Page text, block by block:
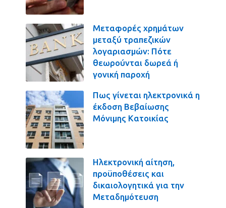
Μεταφορές χρημάτων
μεταξύ τραπεζικών
λογαριασμών: Πότε
θεωρούνται δωρεά ή
γονική παροχή
Πως γίνεται ηλεκτρονικά η
έκδοση Βεβαίωσης
Μόνιμης Κατοικίας
Ηλεκτρονική αίτηση,
προϋποθέσεις και
δικαιολογητικά για την
Μεταδημότευση